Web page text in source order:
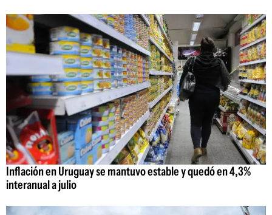
Inflación en Uruguay se mantuvo estable y quedó en 4,3%
interanual a julio